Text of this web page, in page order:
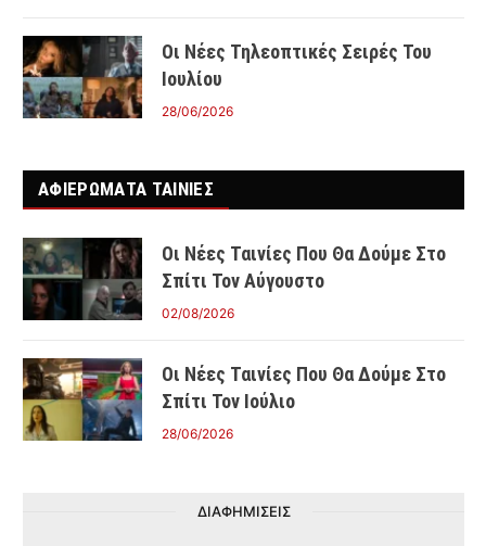
Οι Νέες Τηλεοπτικές Σειρές Του
Ιουλίου
28/06/2026
ΑΦΙΕΡΩΜΑΤΑ ΤΑΙΝΊΕΣ
Οι Νέες Ταινίες Που Θα Δούμε Στο
Σπίτι Τον Αύγουστο
02/08/2026
Οι Νέες Ταινίες Που Θα Δούμε Στο
Σπίτι Τον Ιούλιο
28/06/2026
ΔΙΑΦΗΜΙΣΕΙΣ